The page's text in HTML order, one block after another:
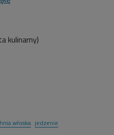
kulinarny)
włoska jedzenie